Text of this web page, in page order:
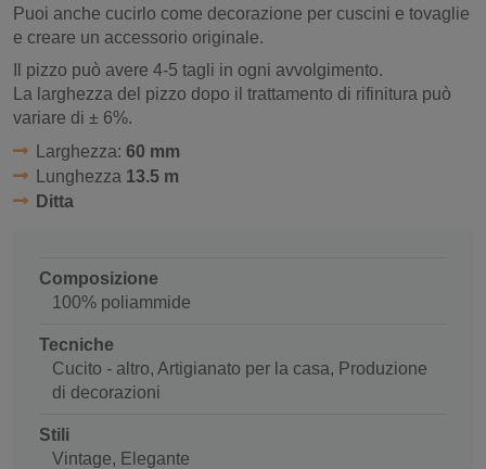
Puoi anche cucirlo come decorazione per cuscini e tovaglie
e creare un accessorio originale.
Il pizzo può avere 4-5 tagli in ogni avvolgimento.
La larghezza del pizzo dopo il trattamento di rifinitura può
variare di ± 6%.
Larghezza: 60 mm
Lunghezza 13.5 m
Ditta
Composizione
100% poliammide
Tecniche
Cucito - altro, Artigianato per la casa, Produzione
di decorazioni
Stili
Vintage, Elegante